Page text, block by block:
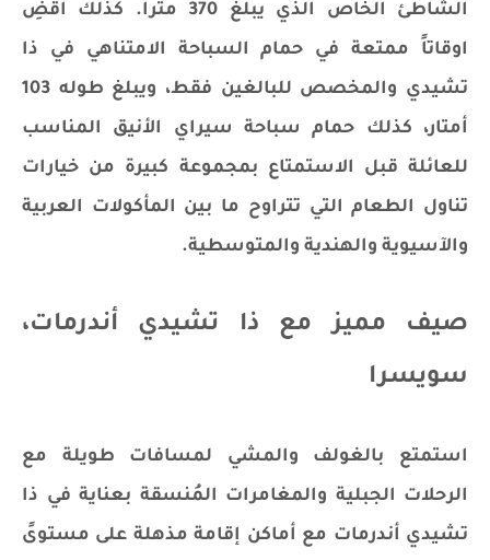
الشاطئ الخاص الذي يبلغ 370 مترا. كذلك اقضِ
اوقاتاً ممتعة في حمام السباحة الامتناهي في ذا
تشيدي والمخصص للبالغين فقط، ويبلغ طوله 103
أمتار، كذلك حمام سباحة سيراي الأنيق المناسب
للعائلة قبل الاستمتاع بمجموعة كبيرة من خيارات
تناول الطعام التي تتراوح ما بين المأكولات العربية
والآسيوية والهندية والمتوسطية.
صيف مميز مع ذا تشيدي أندرمات،
سويسرا
استمتع بالغولف والمشي لمسافات طويلة مع
الرحلات الجبلية والمغامرات المُنسقة بعناية في ذا
تشيدي أندرمات مع أماكن إقامة مذهلة على مستوىً